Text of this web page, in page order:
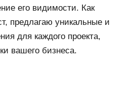
его видимости. Как
предлагаю уникальные и
для каждого проекта,
вашего бизнеса.